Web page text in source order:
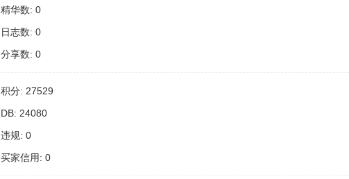
精华数: 0
日志数: 0
分享数: 0
积分: 27529
DB: 24080
违规: 0
买家信用: 0